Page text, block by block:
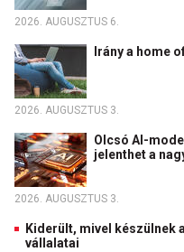
2026. AUGUSZTUS 6.
Irány a home
2026. AUGUSZTUS 3.
Olcsó AI-
jelenthet a
2026. AUGUSZTUS 3.
Kiderült, mivel készülnek
vállalatai